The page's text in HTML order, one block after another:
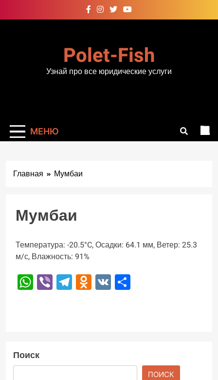
к
Polet-Fish
Узнай про все юридические услуги
МЕНЮ
Главная Мумбаи
Мумбаи
Температура: -20.5°C, Осадки: 64.1 мм, Ветер: 25.3
м/с, Влажность: 91%
WhatsApp
ViberTelegram
Odnoklassniki
VK
Поиск
ПОИСК